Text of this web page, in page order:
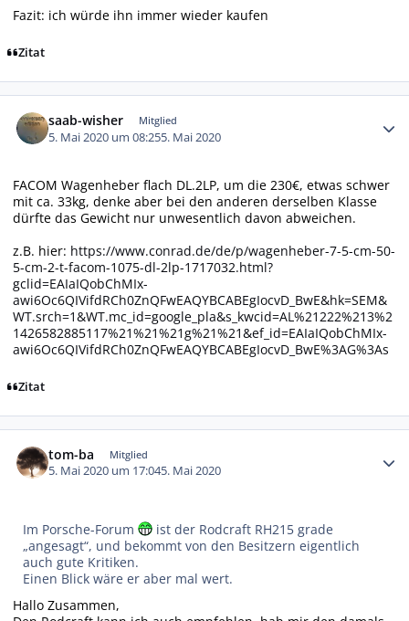
Fazit: ich würde ihn immer wieder kaufen
Zitat
saab-wisher Mitglied
5. Mai 2020 um 08:255. Mai 2020
FACOM Wagenheber flach DL.2LP, um die 230€, etwas schwer
mit ca. 33kg, denke aber bei den anderen derselben Klasse
dürfte das Gewicht nur unwesentlich davon abweichen.
z.B. hier: https://www.conrad.de/de/p/wagenheber-7-5-cm-50-
5-cm-2-t-facom-1075-dl-2lp-1717032.html?
gclid=EAIaIQobChMIx-
awi6Oc6QIVifdRCh0ZnQFwEAQYBCABEgIocvD_BwE&hk=SEM&
WT.srch=1&WT.mc_id=google_pla&s_kwcid=AL%21222%213%2
1426582885117%21%21%21g%21%21&ef_id=EAIaIQobChMIx-
awi6Oc6QIVifdRCh0ZnQFwEAQYBCABEgIocvD_BwE%3AG%3As
Zitat
tom-ba Mitglied
5. Mai 2020 um 17:045. Mai 2020
Im Porsche-Forum
ist der Rodcraft RH215 grade
„angesagt“, und bekommt von den Besitzern eigentlich
auch gute Kritiken.
Einen Blick wäre er aber mal wert.
Hallo Zusammen,